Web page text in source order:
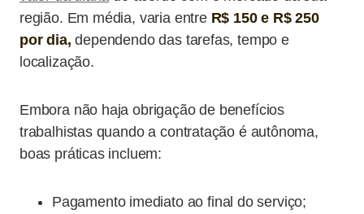
região. Em média, varia entre R$ 150 e R$ 250
por dia, dependendo das tarefas, tempo e
localização.
Embora não haja obrigação de benefícios
trabalhistas quando a contratação é autônoma,
boas práticas incluem:
Pagamento imediato ao final do serviço;